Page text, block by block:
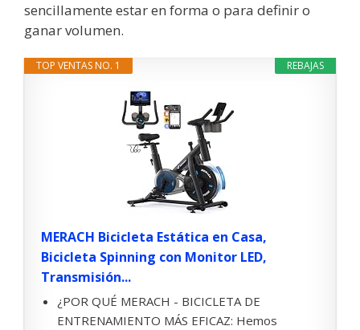
sencillamente estar en forma o para definir o
ganar volumen.
REBAJAS
TOP VENTAS NO. 1
MERACH Bicicleta Estática en Casa,
Bicicleta Spinning con Monitor LED,
Transmisión...
¿POR QUÉ MERACH - BICICLETA DE
ENTRENAMIENTO MÁS EFICAZ: Hemos